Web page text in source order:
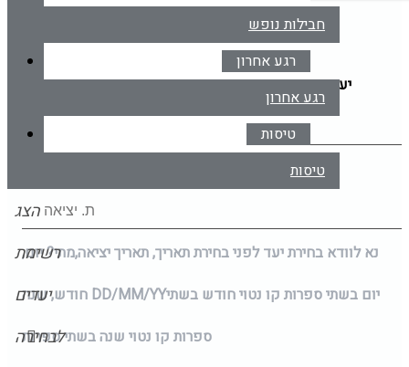
חבילות נופש
רגע אחרון
רגע אחרון
טיסות
טיסות
דילים למדריד
יעדהקלד יעד או עבור לכפתור הבא לבחירת יעד מרשימה
הצג
רשימת
יעדים
לבחירה
נא לוודא בחירת יעד לפני בחירת תאריך,תאריך יציאה,מתי? יום,
DD/MM/YYיום בשתי ספרות קו נטוי חודש בשתי
ספרות קו נטוי שנה בשתי ספרות